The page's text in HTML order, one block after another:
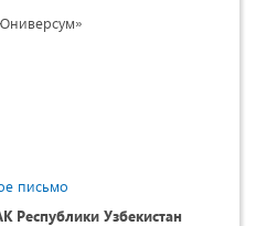
письмо
Республики Узбекистан